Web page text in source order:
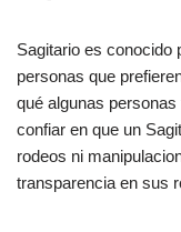
Sagitario es conocido
personas que
qué algunas
confiar en que un
rodeos ni
transparencia en sus